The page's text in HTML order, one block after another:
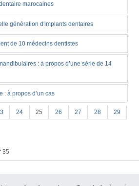
marocaines
génération d'implants dentaires
de 10 médecins dentistes
: à propos d’une série de 14
: à propos d’un cas
24 25 26 27 28 29
35